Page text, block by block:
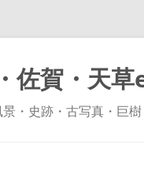
佐賀・天
・史跡・古写真・巨